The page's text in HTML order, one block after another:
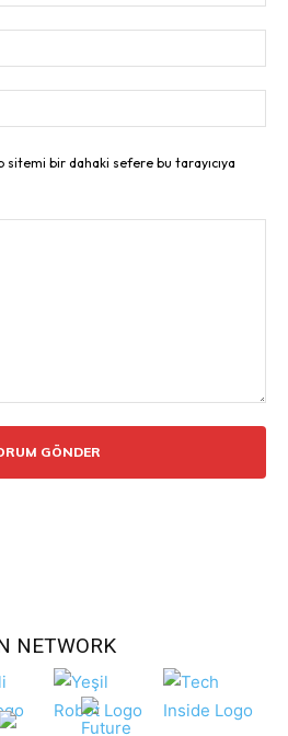
sitemi bir dahaki sefere bu tarayıcıya
NETWORK